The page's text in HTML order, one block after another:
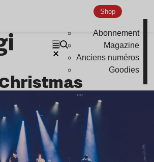
Shop
Abonnement
Magazine
Anciens numéros
Goodies